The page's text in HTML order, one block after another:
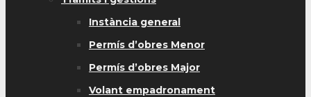
Instància general
Permís d’obres Menor
Permís d’obres Major
Volant empadronament